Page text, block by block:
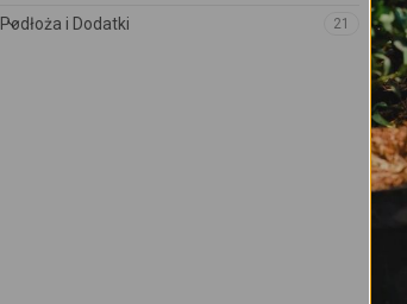
Podłoża i Dodatki 21